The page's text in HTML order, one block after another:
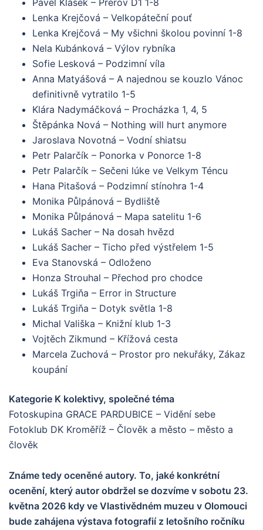
Pavel Klásek – Přerov D1 1-8
Lenka Krejčová – Velkopáteční pouť
Lenka Krejčová – My všichni školou povinní 1-8
Nela Kubánková – Výlov rybníka
Sofie Lesková – Podzimní víla
Anna Matyášová – A najednou se kouzlo Vánoc
definitivně vytratilo 1-5
Klára Nadymáčková – Procházka 1, 4, 5
Štěpánka Nová – Nothing will hurt anymore
Jaroslava Novotná – Vodní shiatsu
Petr Palarčík – Ponorka v Ponorce 1-8
Petr Palarčík – Sečeni lúke ve Velkym Téncu
Hana Pitašová – Podzimní stínohra 1-4
Monika Půlpánová – Bydliště
Monika Půlpánová – Mapa satelitu 1-6
Lukáš Sacher – Na dosah hvězd
Lukáš Sacher – Ticho před výstřelem 1-5
Eva Stanovská – Odloženo
Honza Strouhal – Přechod pro chodce
Lukáš Trgiňa – Error in Structure
Lukáš Trgiňa – Dotyk světla 1-8
Michal Vališka – Knižní klub 1-3
Vojtěch Zikmund – Křížová cesta
Marcela Zuchová – Prostor pro nekuřáky, Zákaz
koupání
Kategorie K kolektivy, společné téma
Fotoskupina GRACE PARDUBICE – Vidění sebe
Fotoklub DK Kroměříž – Člověk a město – město a
člověk
Známe tedy oceněné autory. To, jaké konkrétní
ocenění, který autor obdržel se dozvíme v sobotu 23.
května 2026 kdy ve Vlastivědném muzeu v Olomouci
bude zahájena výstava fotografií z letošního ročníku